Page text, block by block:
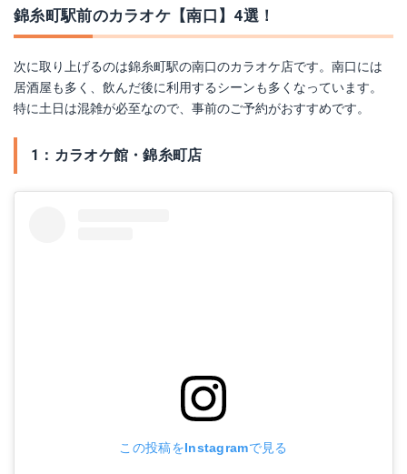
錦糸町駅前のカラオケ【南口】4選！
次に取り上げるのは錦糸町駅の南口のカラオケ店です。南口には
居酒屋も多く、飲んだ後に利用するシーンも多くなっています。
特に土日は混雑が必至なので、事前のご予約がおすすめです。
1：カラオケ館・錦糸町店
この投稿をInstagramで見る